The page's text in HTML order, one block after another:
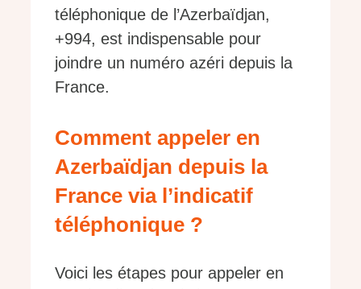
téléphonique de l’Azerbaïdjan,
+994, est indispensable pour
joindre un numéro azéri depuis la
France.
Comment appeler en
Azerbaïdjan depuis la
France via l’indicatif
téléphonique ?
Voici les étapes pour appeler en